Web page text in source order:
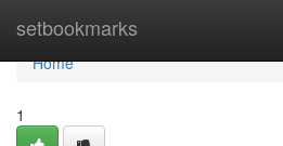
setbookmarks
Home
Home
1